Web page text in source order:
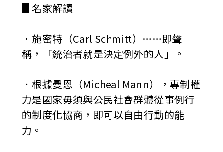
▊名家解讀
．施密特（Carl Schmitt）……即聲
稱，「統治者就是決定例外的人」。
．根據曼恩（Micheal Mann），專制權
力是國家毋須與公民社會群體從事例行
的制度化協商，即可以自由行動的能
力。